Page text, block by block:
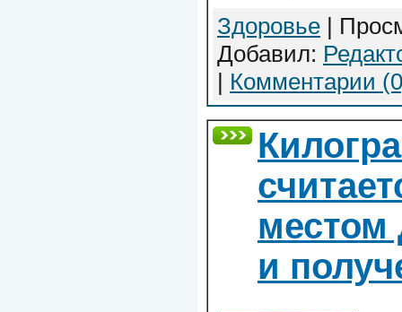
Здоровье |
Добавил:
| Комментарии
местом
и